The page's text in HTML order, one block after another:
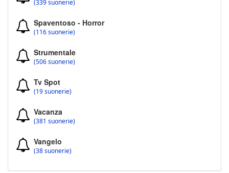
(339 suonerie)
Spaventoso - Horror
(116 suonerie)
Strumentale
(506 suonerie)
Tv Spot
(19 suonerie)
Vacanza
(381 suonerie)
Vangelo
(38 suonerie)